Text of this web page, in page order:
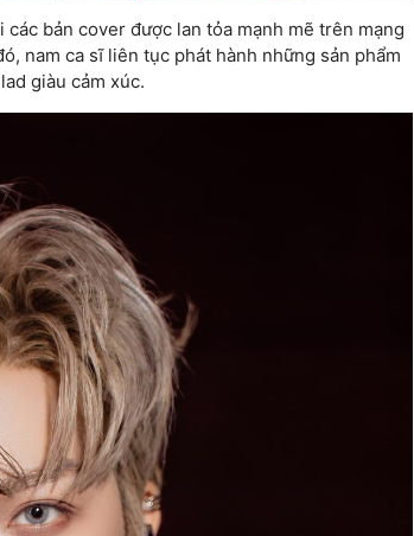
bản cover được lan tỏa mạnh mẽ trên mạng
nam ca sĩ liên tục phát hành những sản phẩm
giàu cảm xúc.